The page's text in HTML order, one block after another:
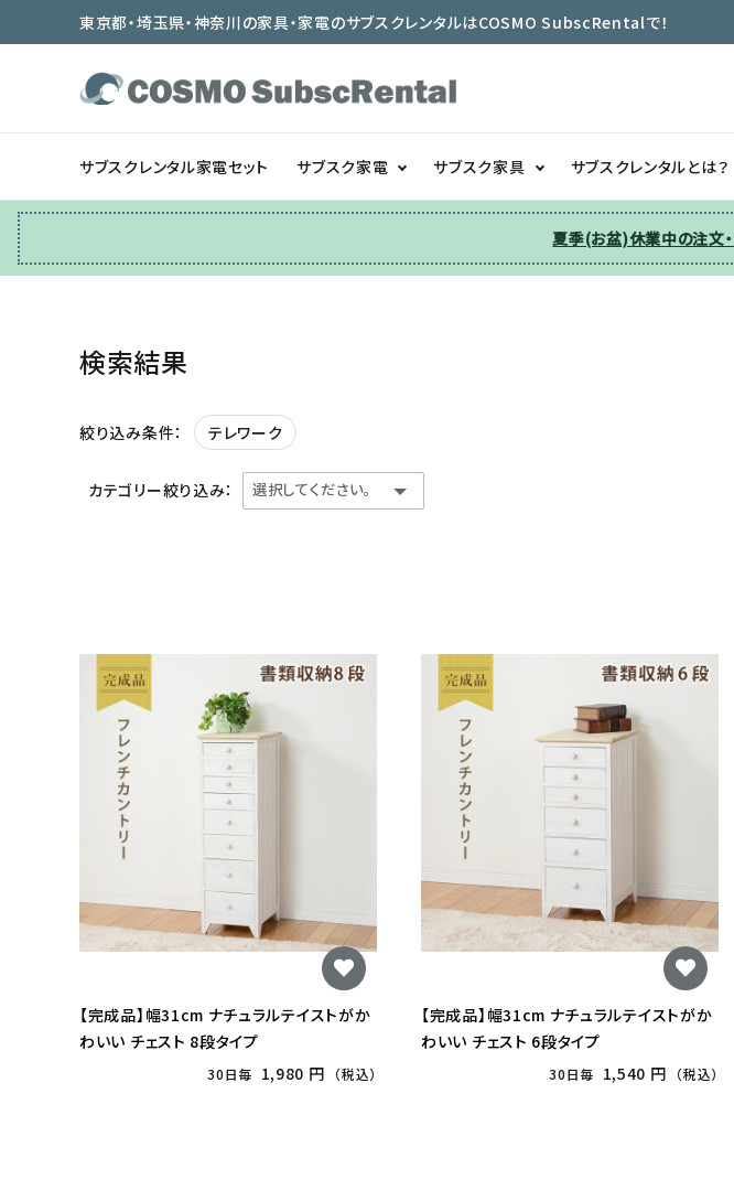
東京都・埼玉県・神奈川の家具・家電のサブスクレンタルはCOSMO SubscRentalで！
サブスクレンタル家電セット サブスク家電
冷蔵庫 洗濯機
サブスク家具
テーブル/デスク チェア
ベッド/寝具
サブスクレンタルとは？
夏季(お盆)休業中の注文
検索結果
絞り込み条件： テレワーク
カテゴリー絞り込み：
【完成品】幅31cm ナチュラルテイストがか
わいい チェスト 8段タイプ
30日毎 1,980 円 （税込）
【完成品】幅31cm ナチュラルテイストがか
わいい チェスト 6段タイプ
30日毎 1,540 円 （税込）